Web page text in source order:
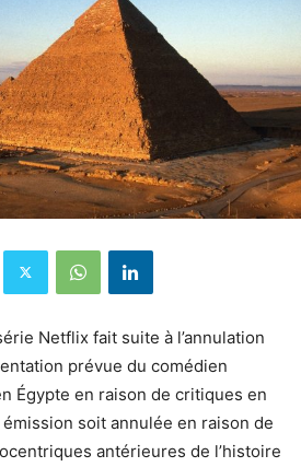
Netflix fait suite à l’annulation
prévue du comédien
Égypte en raison de critiques en
soit annulée en raison de
antérieures de l’histoire